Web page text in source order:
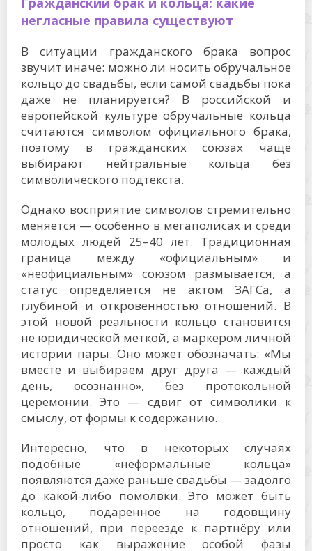
негласные правила существуют
В ситуации гражданского брака вопрос
звучит иначе: можно ли носить обручальное
кольцо до свадьбы, если самой свадьбы пока
даже не планируется? В российской и
европейской культуре обручальные кольца
считаются символом официального брака,
поэтому в гражданских союзах чаще
выбирают нейтральные кольца без
символического подтекста.
Однако восприятие символов стремительно
меняется — особенно в мегаполисах и среди
молодых людей 25–40 лет. Традиционная
граница между «официальным» и
«неофициальным» союзом размывается, а
статус определяется не актом ЗАГСа, а
глубиной и откровенностью отношений. В
этой новой реальности кольцо становится
не юридической меткой, а маркером личной
истории пары. Оно может обозначать: «Мы
вместе и выбираем друг друга — каждый
день, осознанно», без протокольной
церемонии. Это — сдвиг от символики к
смыслу, от формы к содержанию.
Интересно, что в некоторых случаях
подобные «неформальные кольца»
появляются даже раньше свадьбы — задолго
до какой-либо помолвки. Это может быть
кольцо, подаренное на годовщину
отношений, при переезде к партнёру или
просто как выражение особой фазы